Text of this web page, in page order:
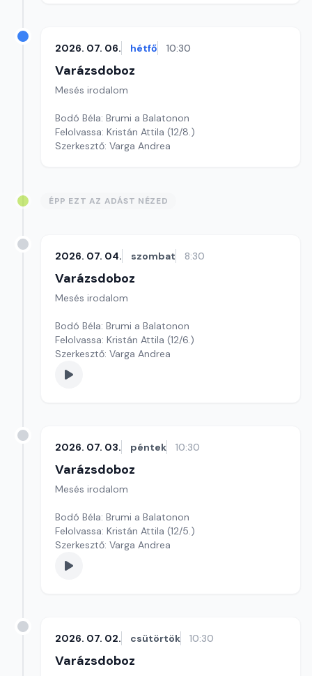
2026. 07. 06. hétfő 10:30
Varázsdoboz
Mesés irodalom
Bodó Béla: Brumi a Balatonon
Felolvassa: Kristán Attila (12/8.)
Szerkesztő: Varga Andrea
ÉPP EZT AZ ADÁST NÉZED
2026. 07. 04. szombat 8:30
Varázsdoboz
Mesés irodalom
Bodó Béla: Brumi a Balatonon
Felolvassa: Kristán Attila (12/6.)
Szerkesztő: Varga Andrea
2026. 07. 03. péntek 10:30
Varázsdoboz
Mesés irodalom
Bodó Béla: Brumi a Balatonon
Felolvassa: Kristán Attila (12/5.)
Szerkesztő: Varga Andrea
2026. 07. 02. csütörtök 10:30
Varázsdoboz